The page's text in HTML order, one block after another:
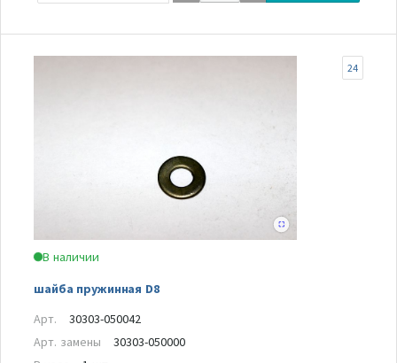
В наличии
шайба пружинная D8
24
Арт.
30303-050042
Арт. замены
30303-050000